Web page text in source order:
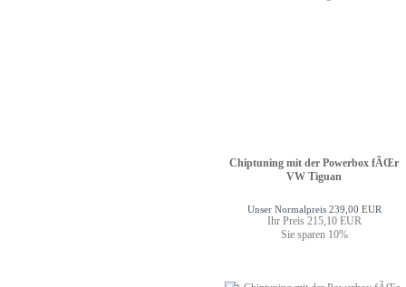
Chiptuning mit der Powerbox fÃŒr
VW Tiguan
Unser Normalpreis 239,00 EUR
Ihr Preis 215,10 EUR
Sie sparen 10%